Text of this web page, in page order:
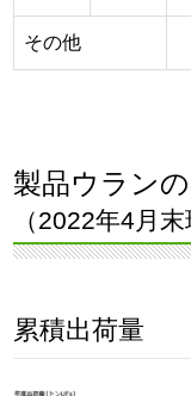
その他
製品ウラン
（2022年4月末
累積出荷量